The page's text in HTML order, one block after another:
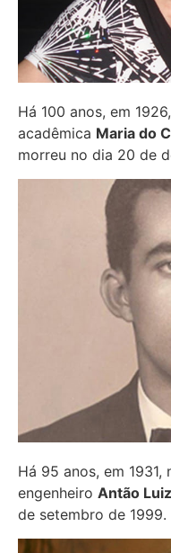
Há 100 anos, em
acadêmica Maria do
morreu no dia 20 de
Há 95 anos, em 1931,
engenheiro Antão
de setembro de 1999.